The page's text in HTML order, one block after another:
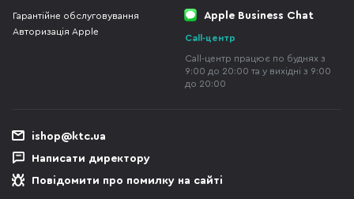
Гарантійне обслуговування
Авторизація Apple
Apple Business Chat
Call-центр
Call-центр працює по буднях з
9:00 до 20:00 та у вихідні з 9:00
до 20:00
ishop@ktc.ua
Написати директору
Повідомити про помилку на сайті